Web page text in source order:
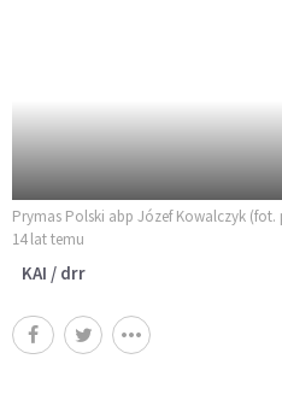
Prymas Polski abp Józef Kowalczyk (fot.
14 lat temu
KAI / drr